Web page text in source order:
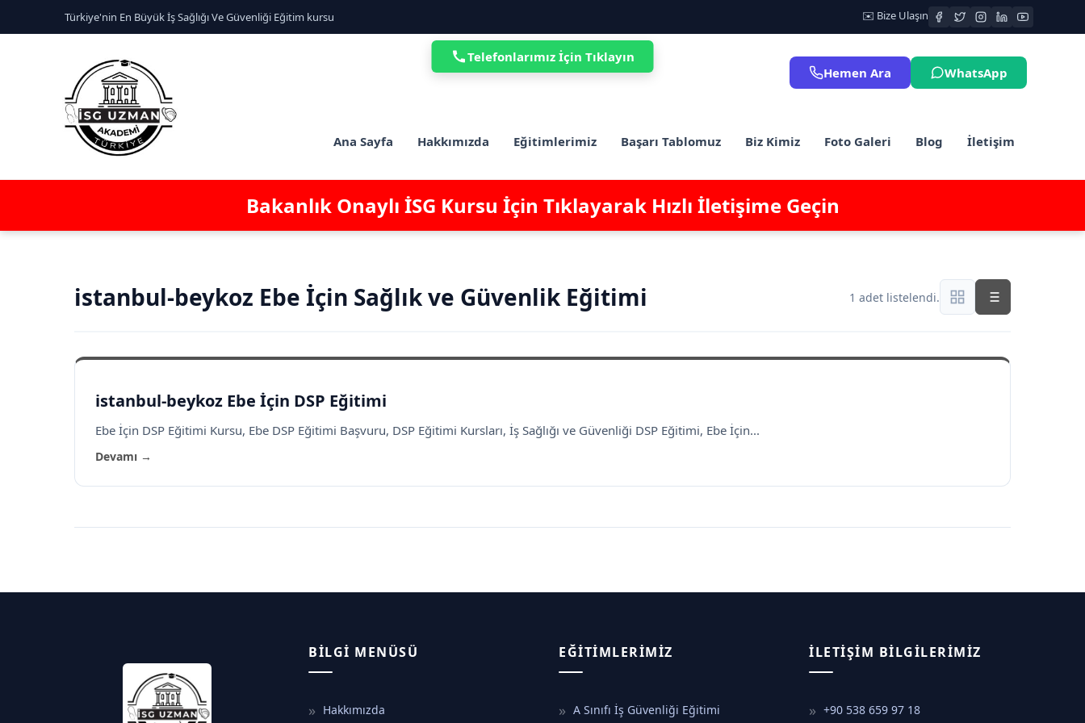
Türkiye'nin En Büyük İş Sağlığı Ve Güvenliği Eğitim kursu ✉️ Bize Ulaşın
Ana Sayfa Hakkımızda Eğitimlerimiz Başarı Tablomuz Biz Kimiz Foto Galeri Blog İletişim
Hemen Ara WhatsApp
Bakanlık Onaylı İSG Kursu İçin Tıklayarak Hızlı İletişime Geçin
istanbul-beykoz Ebe İçin Sağlık ve Güvenlik Eğitimi 1 adet listelendi.
istanbul-beykoz Ebe İçin DSP Eğitimi
Ebe İçin DSP Eğitimi Kursu, Ebe DSP Eğitimi Başvuru, DSP Eğitimi Kursları, İş Sağlığı ve Güvenliği DSP Eğitimi, Ebe İçin...
Devamı →
Telefonlarımız İçin Tıklayın
BILGI MENÜSÜ
Hakkımızda
EĞITIMLERIMIZ
A Sınıfı İş Güvenliği Eğitimi
İLETIŞIM BILGILERIMIZ
+90 538 659 97 18